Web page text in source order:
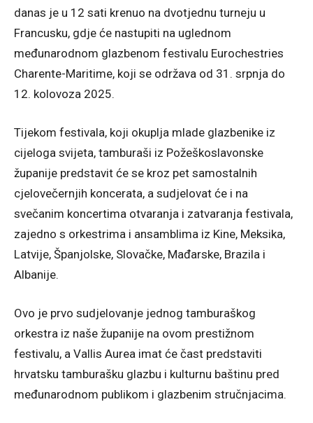
danas je u 12 sati krenuo na dvotjednu turneju u
Francusku, gdje će nastupiti na uglednom
međunarodnom glazbenom festivalu Eurochestries
Charente-Maritime, koji se održava od 31. srpnja do
12. kolovoza 2025.
Tijekom festivala, koji okuplja mlade glazbenike iz
cijeloga svijeta, tamburaši iz Požeškoslavonske
županije predstavit će se kroz pet samostalnih
cjelovečernjih koncerata, a sudjelovat će i na
svečanim koncertima otvaranja i zatvaranja festivala,
zajedno s orkestrima i ansamblima iz Kine, Meksika,
Latvije, Španjolske, Slovačke, Mađarske, Brazila i
Albanije.
Ovo je prvo sudjelovanje jednog tamburaškog
orkestra iz naše županije na ovom prestižnom
festivalu, a Vallis Aurea imat će čast predstaviti
hrvatsku tamburašku glazbu i kulturnu baštinu pred
međunarodnom publikom i glazbenim stručnjacima.